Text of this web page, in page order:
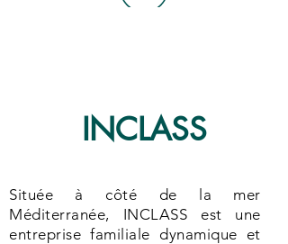
INCLASS
Située à côté de la mer
Méditerranée, INCLASS est une
entreprise familiale dynamique et